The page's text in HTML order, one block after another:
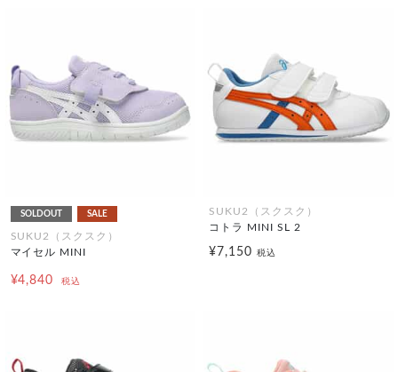
SOLDOUT SALE
SUKU2（スクスク）
マイセル MINI
¥4,840 税込
SUKU2（スクスク）
コトラ MINI SL 2
¥7,150 税込